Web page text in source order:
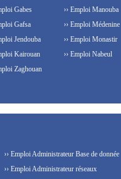
Gabes
Gafsa
Jendouba
Kairouan
›› Emploi Manouba
›› Emploi Médenine
›› Emploi Monastir
›› Emploi Nabeul
Zaghouan
›› Emploi Administrateur Base de donnée
›› Emploi Administrateur réseaux